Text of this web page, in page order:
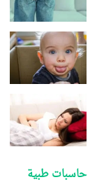
حاسبات طبية